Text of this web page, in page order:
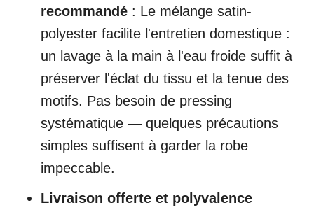
recommandé : Le mélange satin-
polyester facilite l'entretien domestique :
un lavage à la main à l'eau froide suffit à
préserver l'éclat du tissu et la tenue des
motifs. Pas besoin de pressing
systématique — quelques précautions
simples suffisent à garder la robe
impeccable.
Livraison offerte et polyvalence